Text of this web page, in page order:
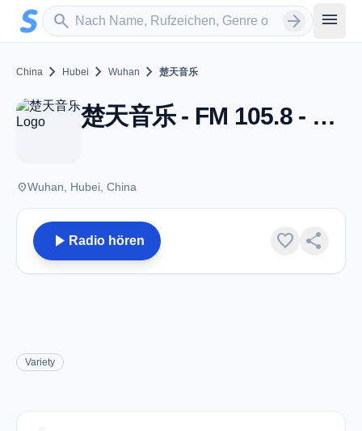
Zum Hauptinhalt springen
search
Sender suchen arrow_forward menu
China chevron_right Hubei chevron_right Wuhan chevron_right 楚天音乐
楚天音乐 - FM 105.8 - Wuhan
placeWuhan, Hubei, China
play_arrow Radio hören favorite share
Variety